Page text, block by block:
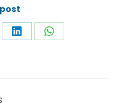
Share Share